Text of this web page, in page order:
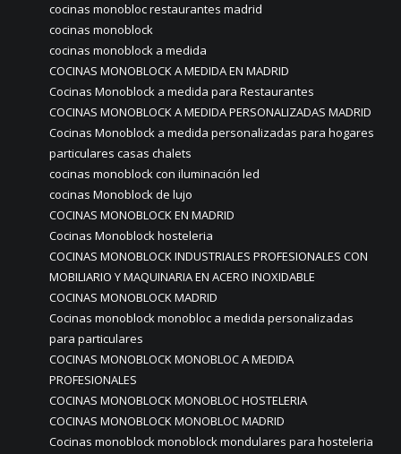
cocinas monobloc restaurantes madrid
cocinas monoblock
cocinas monoblock a medida
COCINAS MONOBLOCK A MEDIDA EN MADRID
Cocinas Monoblock a medida para Restaurantes
COCINAS MONOBLOCK A MEDIDA PERSONALIZADAS MADRID
Cocinas Monoblock a medida personalizadas para hogares
particulares casas chalets
cocinas monoblock con iluminación led
cocinas Monoblock de lujo
COCINAS MONOBLOCK EN MADRID
Cocinas Monoblock hosteleria
COCINAS MONOBLOCK INDUSTRIALES PROFESIONALES CON
MOBILIARIO Y MAQUINARIA EN ACERO INOXIDABLE
COCINAS MONOBLOCK MADRID
Cocinas monoblock monobloc a medida personalizadas
para particulares
COCINAS MONOBLOCK MONOBLOC A MEDIDA
PROFESIONALES
COCINAS MONOBLOCK MONOBLOC HOSTELERIA
COCINAS MONOBLOCK MONOBLOC MADRID
Cocinas monoblock monoblock mondulares para hosteleria